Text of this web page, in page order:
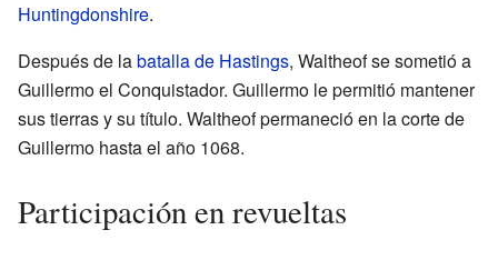
Huntingdonshire.
Después de labatalla de Hastings, Waltheof se sometió a
Guillermo el Conquistador. Guillermo le permitió mantener
sus tierras y su título. Waltheof permaneció en la corte de
Guillermo hasta el año 1068.
Participación en revueltas